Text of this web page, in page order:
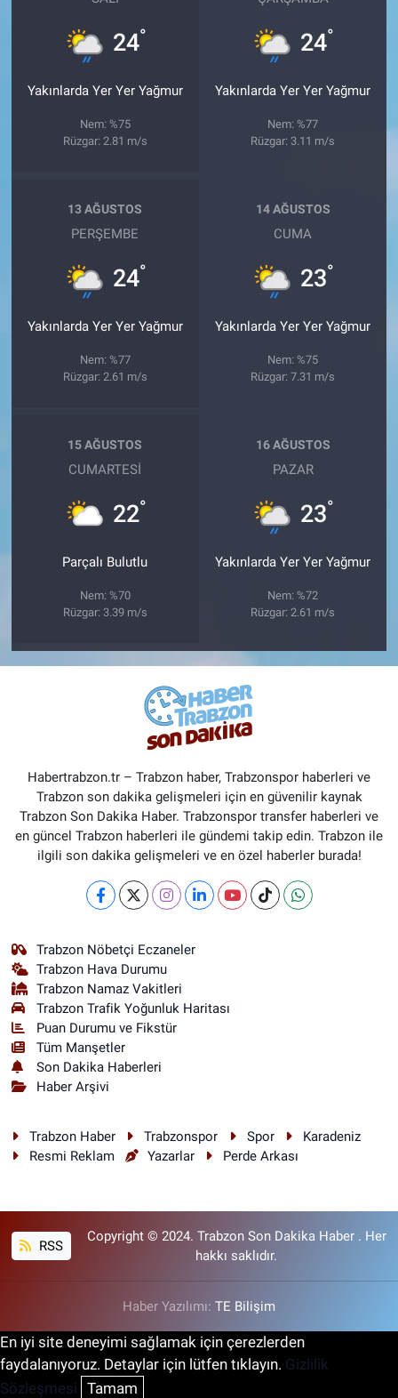
24°
Yakınlarda Yer Yer Yağmur
Nem: %75
Rüzgar: 2.81 m/s
24°
Yakınlarda Yer Yer Yağmur
Nem: %77
Rüzgar: 3.11 m/s
13 AĞUSTOS
PERŞEMBE
24°
Yakınlarda Yer Yer Yağmur
Nem: %77
Rüzgar: 2.61 m/s
14 AĞUSTOS
CUMA
23°
Yakınlarda Yer Yer Yağmur
Nem: %75
Rüzgar: 7.31 m/s
15 AĞUSTOS
CUMARTESI
22°
Parçalı Bulutlu
Nem: %70
Rüzgar: 3.39 m/s
16 AĞUSTOS
PAZAR
23°
Yakınlarda Yer Yer Yağmur
Nem: %72
Rüzgar: 2.61 m/s
Habertrabzon.tr – Trabzon haber, Trabzonspor haberleri ve
Trabzon son dakika gelişmeleri için en güvenilir kaynak
Trabzon Son Dakika Haber. Trabzonspor transfer haberleri ve
en güncel Trabzon haberleri ile gündemi takip edin. Trabzon ile
ilgili son dakika gelişmeleri ve en özel haberler burada!
Trabzon Nöbetçi Eczaneler
Trabzon Hava Durumu
Trabzon Namaz Vakitleri
Trabzon Trafik Yoğunluk Haritası
Puan Durumu ve Fikstür
Tüm Manşetler
Son Dakika Haberleri
Haber Arşivi
Trabzon Haber Trabzonspor Spor
Karadeniz
Resmi Reklam
Yazarlar Perde Arkası
RSS
Copyright © 2024. Trabzon Son Dakika Haber . Her
hakkı saklıdır.
Haber Yazılımı: TE Bilişim
En iyi site deneyimi sağlamak için çerezlerden
faydalanıyoruz. Detaylar için lütfen tıklayın. Gizlilik
Sözleşmesi Tamam